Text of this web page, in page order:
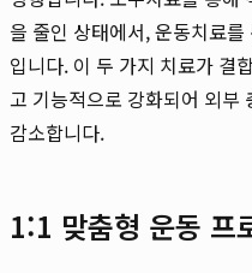
을 줄인 상태에서, 운동치료
입니다. 이 두 가지 치료가 결
고 기능적으로 강화되어 외부
감소합니다.
1:1 맞춤형 운동 프